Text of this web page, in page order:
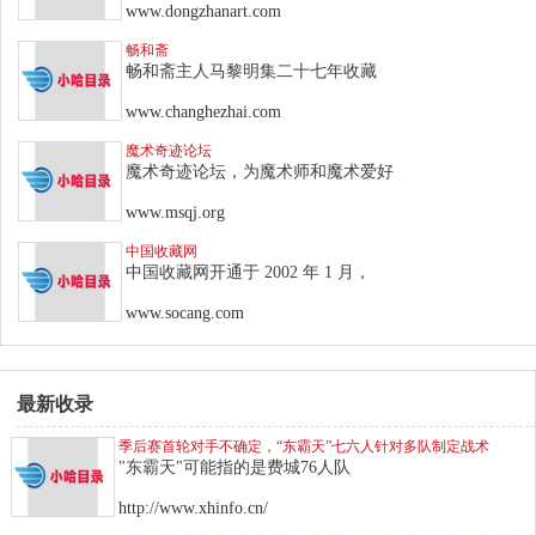
www.dongzhanart.com
畅和斋
畅和斋主人马黎明集二十七年收藏
www.changhezhai.com
魔术奇迹论坛
魔术奇迹论坛，为魔术师和魔术爱好
www.msqj.org
中国收藏网
中国收藏网开通于 2002 年 1 月，
www.socang.com
最新收录
季后赛首轮对手不确定，“东霸天”七六人针对多队制定战术
"东霸天"可能指的是费城76人队
http://www.xhinfo.cn/